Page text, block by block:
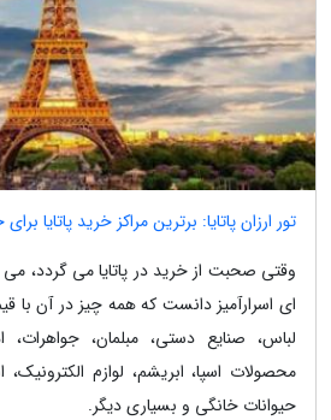
تور ارزان پاتایا: برترین مراکز خرید پاتایا
وقتی صحبت از خرید در پاتایا می گردد،
ای اسرارآمیز دانست که همه چیز در آن با
لباس، صنایع دستی، مبلمان،
محصولات اسپا، ابریشم، لوازم الکترونیک،
حیوانات خانگی و بسیاری دیگر.